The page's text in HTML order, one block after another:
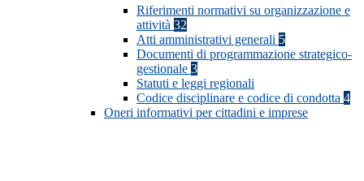
Riferimenti normativi su organizzazione e
attività 32
Atti amministrativi generali 5
Documenti di programmazione strategico-
gestionale 3
Statuti e leggi regionali
Codice disciplinare e codice di condotta 4
Oneri informativi per cittadini e imprese